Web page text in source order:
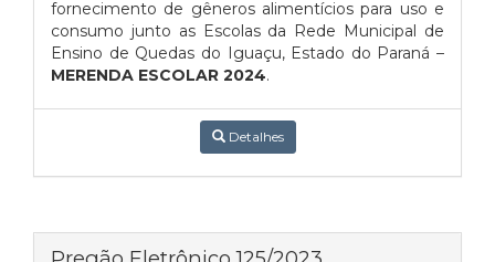
fornecimento de gêneros alimentícios para uso e
consumo junto as Escolas da Rede Municipal de
Ensino de Quedas do Iguaçu, Estado do Paraná –
MERENDA ESCOLAR 2024.
Detalhes